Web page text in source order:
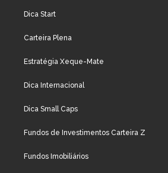
Dica Start
Carteira Plena
Estratégia Xeque-Mate
Dica Internacional
Dica Small Caps
Fundos de Investimentos Carteira Z
Fundos Imobiliários